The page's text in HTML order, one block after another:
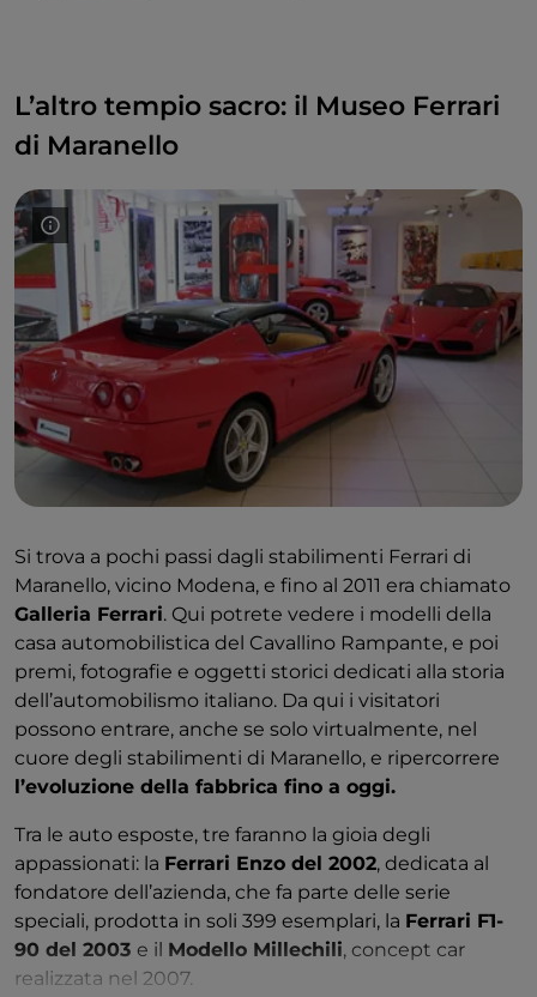
L’altro tempio sacro: il Museo Ferrari
di Maranello
Si trova a pochi passi dagli stabilimenti Ferrari di
Maranello, vicino Modena, e fino al 2011 era chiamato
Galleria Ferrari. Qui potrete vedere i modelli della
casa automobilistica del Cavallino Rampante, e poi
premi, fotografie e oggetti storici dedicati alla storia
dell’automobilismo italiano. Da qui i visitatori
possono entrare, anche se solo virtualmente, nel
cuore degli stabilimenti di Maranello, e ripercorrere
l’evoluzione della fabbrica fino a oggi.
Tra le auto esposte, tre faranno la gioia degli
appassionati: la Ferrari Enzo del 2002, dedicata al
fondatore dell’azienda, che fa parte delle serie
speciali, prodotta in soli 399 esemplari, la Ferrari F1-
90 del 2003 e il Modello Millechili, concept car
realizzata nel 2007.